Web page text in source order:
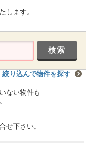
します。
絞り込んで物件を探す
ない物件も
せ下さい。